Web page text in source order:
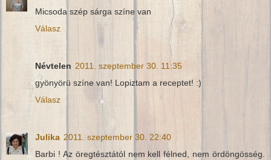
Micsoda szép sárga színe van
Válasz
Névtelen 2011. szeptember 30. 11:35
gyönyörü színe van! Lopiztam a receptet! :)
Válasz
Julika 2011. szeptember 30. 22:40
Barbi ! Az öregtésztától nem kell félned, nem ördöngösség.